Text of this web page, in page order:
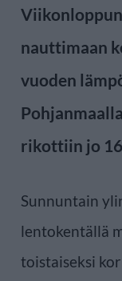
nauttimaan
vuoden
rikottiin jo
Sunnuntain
lentokentällä
toistaiseksi